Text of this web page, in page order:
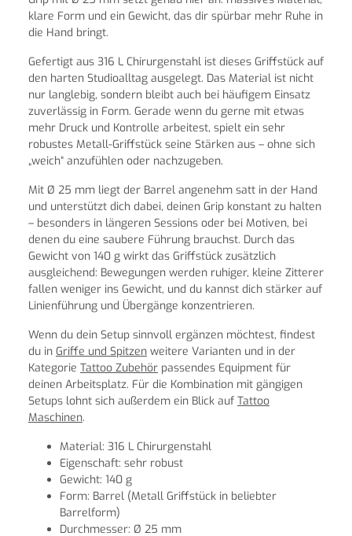
klare Form und ein Gewicht, das dir spürbar mehr Ruhe in
die Hand bringt.
Gefertigt aus 316 L Chirurgenstahl ist dieses Griffstück auf
den harten Studioalltag ausgelegt. Das Material ist nicht
nur langlebig, sondern bleibt auch bei häufigem Einsatz
zuverlässig in Form. Gerade wenn du gerne mit etwas
mehr Druck und Kontrolle arbeitest, spielt ein sehr
robustes Metall-Griffstück seine Stärken aus – ohne sich
„weich“ anzufühlen oder nachzugeben.
Mit Ø 25 mm liegt der Barrel angenehm satt in der Hand
und unterstützt dich dabei, deinen Grip konstant zu halten
– besonders in längeren Sessions oder bei Motiven, bei
denen du eine saubere Führung brauchst. Durch das
Gewicht von 140 g wirkt das Griffstück zusätzlich
ausgleichend: Bewegungen werden ruhiger, kleine Zitterer
fallen weniger ins Gewicht, und du kannst dich stärker auf
Linienführung und Übergänge konzentrieren.
Wenn du dein Setup sinnvoll ergänzen möchtest, findest
du in Griffe und Spitzen weitere Varianten und in der
Kategorie Tattoo Zubehör passendes Equipment für
deinen Arbeitsplatz. Für die Kombination mit gängigen
Setups lohnt sich außerdem ein Blick auf Tattoo
Maschinen.
Material: 316 L Chirurgenstahl
Eigenschaft: sehr robust
Gewicht: 140 g
Form: Barrel (Metall Griffstück in beliebter
Barrelform)
Durchmesser: Ø 25 mm